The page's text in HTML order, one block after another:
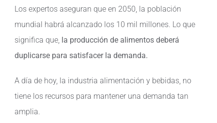
Los expertos aseguran que en 2050, la población
mundial habrá alcanzado los 10 mil millones. Lo que
significa que, la producción de alimentos deberá
duplicarse para satisfacer la demanda.
A día de hoy, la industria alimentación y bebidas, no
tiene los recursos para mantener una demanda tan
amplia.